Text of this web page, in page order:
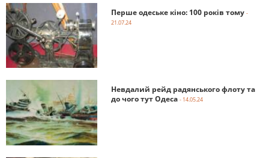
Перше одеське кіно: 100 років тому -
21.07.24
Невдалий рейд радянського флоту та
до чого тут Одеса - 14.05.24